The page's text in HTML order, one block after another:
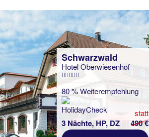
Schwarzwald
Hotel Oberwiesenhof
80 % Weiterempfehlung
3 Nächte, HP, DZ
statt
490 €